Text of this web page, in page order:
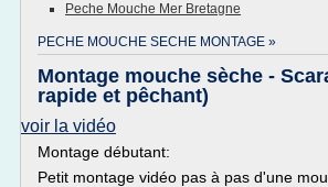
Peche Mouche Mer Bretagne
PECHE MOUCHE SECHE MONTAGE »
Montage mouche sèche -
rapide et pêchant)
voir la vidéo
Montage débutant:
Petit montage vidéo pas à pas d'une